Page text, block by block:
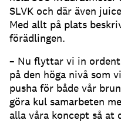
SLVK och där även
Med allt på plats
förädlingen.
– Nu flyttar vi in
på den höga nivå som
pusha för både vår
göra kul samarbeten
alla våra koncept så at